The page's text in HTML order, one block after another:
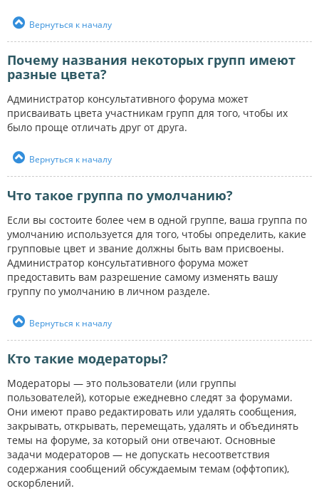
Вернуться к началу
Почему названия некоторых групп имеют
разные цвета?
Администратор консультативного форума может
присваивать цвета участникам групп для того, чтобы их
было проще отличать друг от друга.
Вернуться к началу
Что такое группа по умолчанию?
Если вы состоите более чем в одной группе, ваша группа по
умолчанию используется для того, чтобы определить, какие
групповые цвет и звание должны быть вам присвоены.
Администратор консультативного форума может
предоставить вам разрешение самому изменять вашу
группу по умолчанию в личном разделе.
Вернуться к началу
Кто такие модераторы?
Модераторы — это пользователи (или группы
пользователей), которые ежедневно следят за форумами.
Они имеют право редактировать или удалять сообщения,
закрывать, открывать, перемещать, удалять и объединять
темы на форуме, за который они отвечают. Основные
задачи модераторов — не допускать несоответствия
содержания сообщений обсуждаемым темам (оффтопик),
оскорблений.